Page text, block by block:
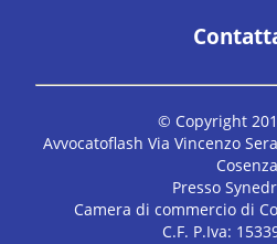
© Copyright
Avvocatoflash Via Vincenzo
Cosenza
Presso
Camera di commercio di
C.F. P.Iva: